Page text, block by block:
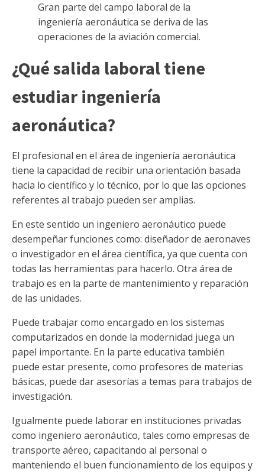
Gran parte del campo laboral de la
ingeniería aeronáutica se deriva de las
operaciones de la aviación comercial.
¿Qué salida laboral tiene
estudiar ingeniería
aeronáutica?
El profesional en el área de ingeniería aeronáutica
tiene la capacidad de recibir una orientación basada
hacia lo científico y lo técnico, por lo que las opciones
referentes al trabajo pueden ser amplias.
En este sentido un ingeniero aeronáutico puede
desempeñar funciones como: diseñador de aeronaves
o investigador en el área científica, ya que cuenta con
todas las herramientas para hacerlo. Otra área de
trabajo es en la parte de mantenimiento y reparación
de las unidades.
Puede trabajar como encargado en los sistemas
computarizados en donde la modernidad juega un
papel importante. En la parte educativa también
puede estar presente, como profesores de materias
básicas, puede dar asesorías a temas para trabajos de
investigación.
Igualmente puede laborar en instituciones privadas
como ingeniero aeronáutico, tales como empresas de
transporte aéreo, capacitando al personal o
manteniendo el buen funcionamiento de los equipos y